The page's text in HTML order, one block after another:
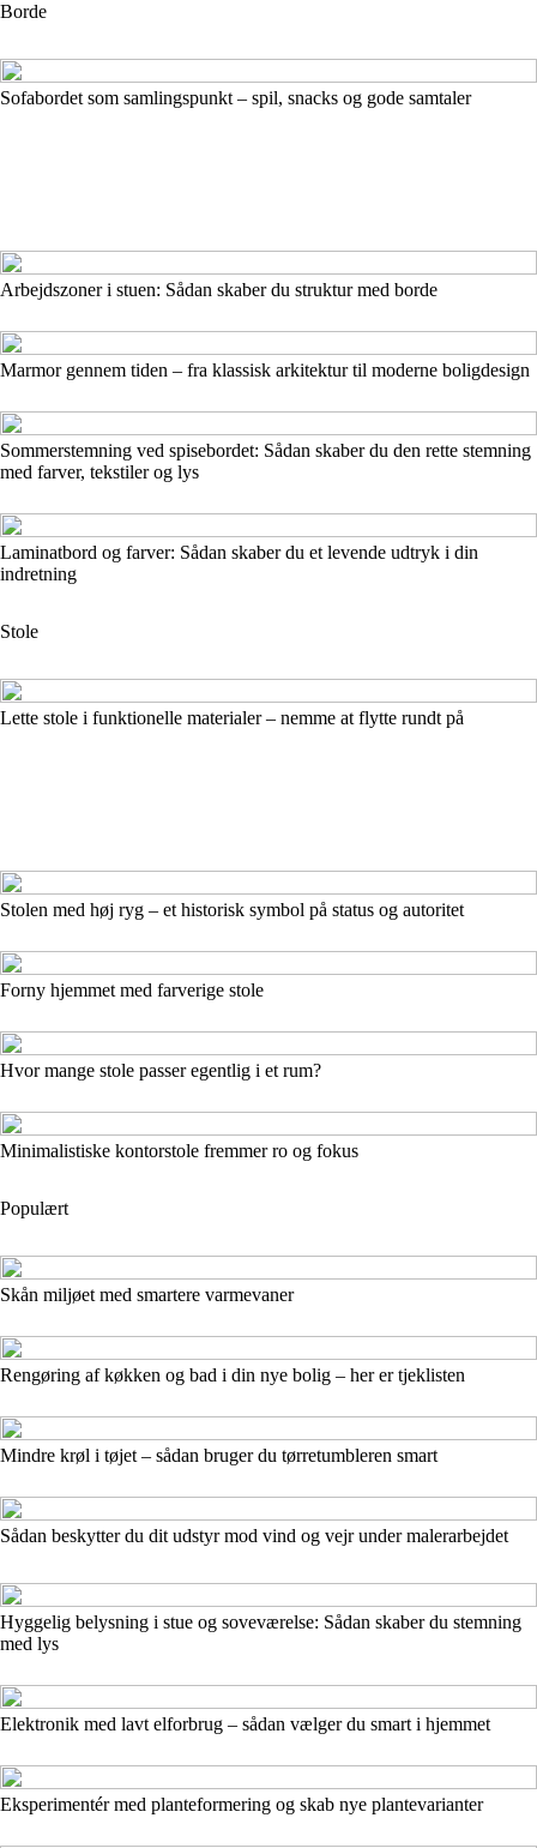
Borde
Sofabordet som samlingspunkt – spil, snacks og gode samtaler
Arbejdszoner i stuen: Sådan skaber du struktur med borde
Marmor gennem tiden – fra klassisk arkitektur til moderne boligdesign
Sommerstemning ved spisebordet: Sådan skaber du den rette stemning
med farver, tekstiler og lys
Laminatbord og farver: Sådan skaber du et levende udtryk i din
indretning
Stole
Lette stole i funktionelle materialer – nemme at flytte rundt på
Stolen med høj ryg – et historisk symbol på status og autoritet
Forny hjemmet med farverige stole
Hvor mange stole passer egentlig i et rum?
Minimalistiske kontorstole fremmer ro og fokus
Populært
Skån miljøet med smartere varmevaner
Rengøring af køkken og bad i din nye bolig – her er tjeklisten
Mindre krøl i tøjet – sådan bruger du tørretumbleren smart
Sådan beskytter du dit udstyr mod vind og vejr under malerarbejdet
Hyggelig belysning i stue og soveværelse: Sådan skaber du stemning
med lys
Elektronik med lavt elforbrug – sådan vælger du smart i hjemmet
Eksperimentér med planteformering og skab nye plantevarianter